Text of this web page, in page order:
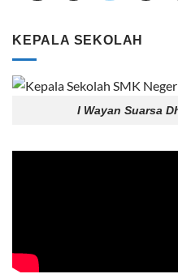
KEPALA SEKOLAH
I Wayan Suarsa